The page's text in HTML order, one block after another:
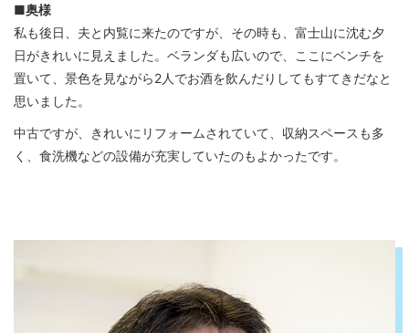
■奥様
私も後日、夫と内覧に来たのですが、その時も、富士山に沈む夕
日がきれいに見えました。ベランダも広いので、ここにベンチを
置いて、景色を見ながら2人でお酒を飲んだりしてもすてきだなと
思いました。
中古ですが、きれいにリフォームされていて、収納スペースも多
く、食洗機などの設備が充実していたのもよかったです。